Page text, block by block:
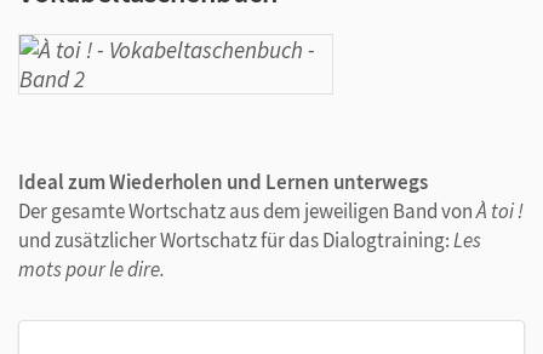
Ideal zum Wiederholen und Lernen unterwegs
Der gesamte Wortschatz aus dem jeweiligen Band vonÀ toi !
und zusätzlicher Wortschatz für das Dialogtraining:Les
mots pour le dire.